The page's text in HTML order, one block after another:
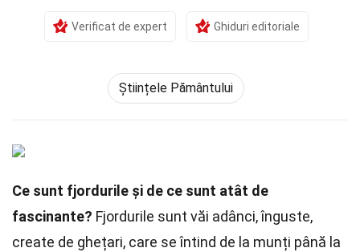
Verificat de expert Ghiduri editoriale
Științele Pământului
Ce sunt fjordurile și de ce sunt atât de
fascinante? Fjordurile sunt văi adânci, înguste,
create de ghețari, care se întind de la munți până la